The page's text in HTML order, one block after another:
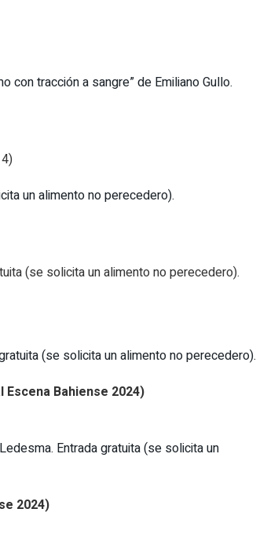
con tracción a sangre” de Emiliano Gullo.
un alimento no perecedero).
(se solicita un alimento no perecedero).
(se solicita un alimento no perecedero).
Bahiense 2024)
Entrada gratuita (se solicita un
2024)